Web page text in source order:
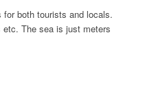
both tourists and locals.
The sea is just meters